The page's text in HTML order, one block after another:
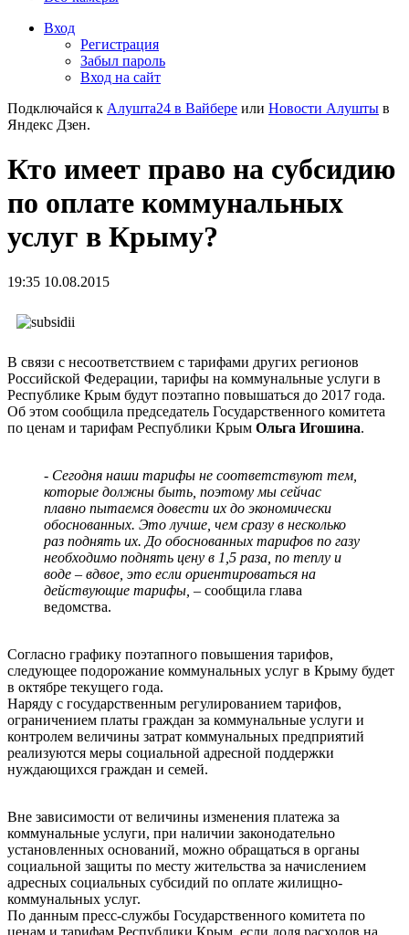
Вход
Регистрация
Забыл пароль
Вход на сайт
Подключайся к Алушта24 в Вайбере или Новости Алушты в
Яндекс Дзен.
Кто имеет право на субсидию
по оплате коммунальных
услуг в Крыму?
19:35 10.08.2015
В связи с несоответствием с тарифами других регионов
Российской Федерации, тарифы на коммунальные услуги в
Республике Крым будут поэтапно повышаться до 2017 года.
Об этом сообщила председатель Государственного комитета
по ценам и тарифам Республики Крым Ольга Игошина.
- Сегодня наши тарифы не соответствуют тем,
которые должны быть, поэтому мы сейчас
плавно пытаемся довести их до экономически
обоснованных. Это лучше, чем сразу в несколько
раз поднять их. До обоснованных тарифов по газу
необходимо поднять цену в 1,5 раза, по теплу и
воде – вдвое, это если ориентироваться на
действующие тарифы, – сообщила глава
ведомства.
Согласно графику поэтапного повышения тарифов,
следующее подорожание коммунальных услуг в Крыму будет
в октябре текущего года.
Наряду с государственным регулированием тарифов,
ограничением платы граждан за коммунальные услуги и
контролем величины затрат коммунальных предприятий
реализуются меры социальной адресной поддержки
нуждающихся граждан и семей.
Вне зависимости от величины изменения платежа за
коммунальные услуги, при наличии законодательно
установленных оснований, можно обращаться в органы
социальной защиты по месту жительства за начислением
адресных социальных субсидий по оплате жилищно-
коммунальных услуг.
По данным пресс-службы Государственного комитета по
ценам и тарифам Республики Крым, если доля расходов на